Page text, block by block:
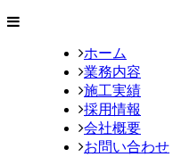
ホーム
業務内容
施工実績
採用情報
会社概要
お問い合わせ